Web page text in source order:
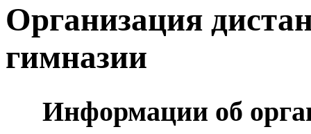
Организация
гимназии
Информации об